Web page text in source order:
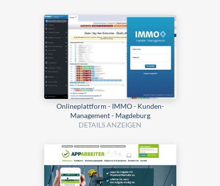
Onlineplattform - IMMO - Kunden-
Management - Magdeburg
DETAILS ANZEIGEN